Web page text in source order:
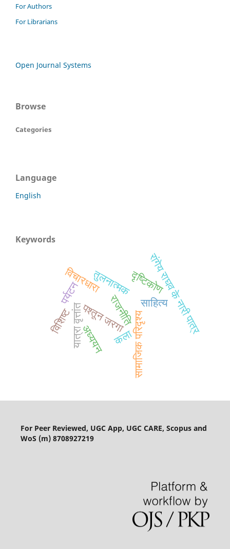
For Authors
For Librarians
Open Journal Systems
Browse
Categories
Language
English
Keywords
पश्तून जरगा
राजनीति साहित्य
पर्यटन
कला
यात्रा वृत्तांत रांगेय राघव के नारी पात्र
सामाजिक परिदृश्य
अध्ययन
दृष्टिकोण
विशिष्ट
विचारधारातुलनात्मक
For Peer Reviewed, UGC App, UGC CARE, Scopus and
WoS (m) 8708927219